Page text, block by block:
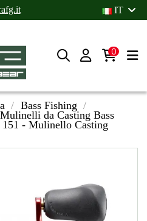
IT
0
Bass Fishing
Mulinelli da Casting Bass
151 - Mulinello Casting